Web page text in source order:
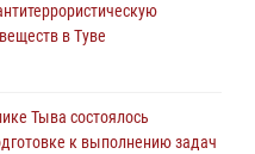
отработали экипажи
в Туве
Тыва состоялось
к выполнению задач